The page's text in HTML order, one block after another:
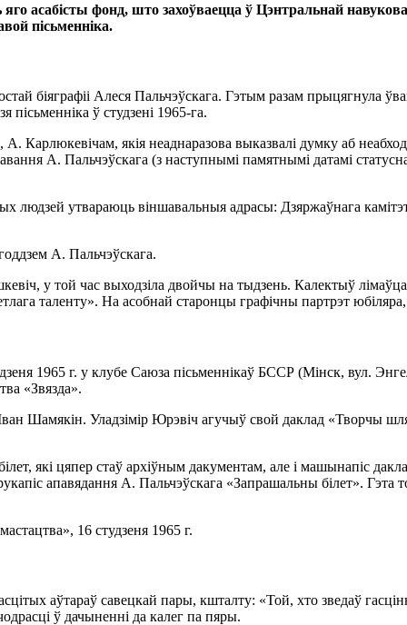
яго асабісты фонд, што захоўваецца ў Цэнтральнай
пісьменніка.
біяграфіі Алеся Пальчэўскага. Гэтым разам прыцягнула
пісьменніка ў студзені 1965-га.
А. Карлюкевічам, якія неаднаразова выказвалі думку аб
А. Пальчэўскага (з наступнымі памятнымі датамі
людзей утвараюць віншавальныя адрасы: Дзяржаўнага
А. Пальчэўскага.
у той час выходзіла двойчы на тыдзень. Калектыў
таленту». На асобнай старонцы графічны партрэт
1965 г. у клубе Саюза пісьменнікаў БССР (Мінск, вул.
«Звязда».
Шамякін. Уладзімір Юрэвіч агучыў свой даклад «Творчы
які цяпер стаў архіўным дакументам, але і машынапіс
апавядання А. Пальчэўскага «Запрашальны білет». Гэта
16 студзеня 1965 г.
аўтараў савецкай пары, кшталту: «Той, хто зведаў
ў дачыненні да калег па пяры.